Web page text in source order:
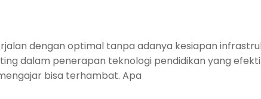
dengan optimal tanpa adanya kesiapan
dalam penerapan teknologi pendidikan yang
bisa terhambat. Apa